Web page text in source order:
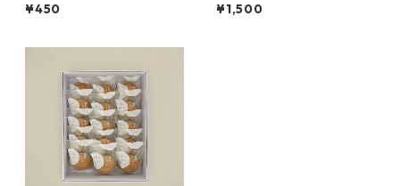
¥450 ¥1,500